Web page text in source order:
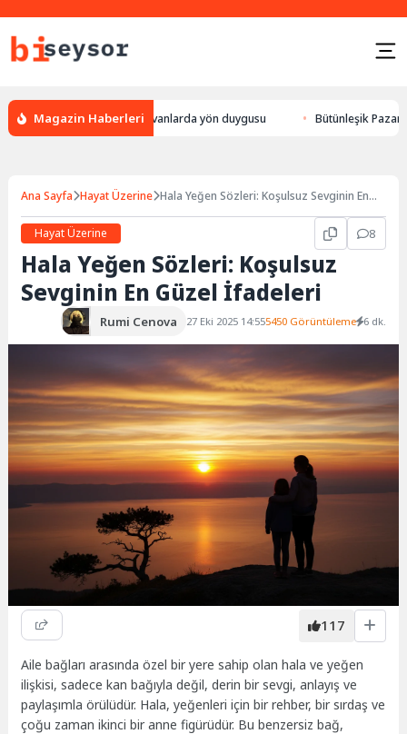
Magazin Haberleri
yön bulması, hayvanlarda yön duygusu Bütünleşik Pazarlama:
Ana Sayfa Hayat Üzerine Hala Yeğen Sözleri: Koşulsuz Sevginin En
Hayat Üzerine
8
Hala Yeğen Sözleri: Koşulsuz
Sevginin En Güzel İfadeleri
Rumi Cenova 27 Eki 2025 14:555450 Görüntüleme 6 dk.
117
Aile bağları arasında özel bir yere sahip olan hala ve yeğen
ilişkisi, sadece kan bağıyla değil, derin bir sevgi, anlayış ve
paylaşımla örülüdür. Hala, yeğenleri için bir rehber, bir sırdaş ve
çoğu zaman ikinci bir anne figürüdür. Bu benzersiz bağ,